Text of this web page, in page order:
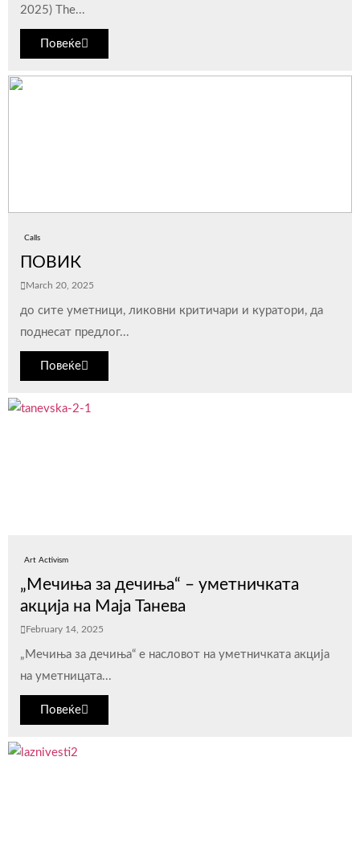
2025) The...
Повеќе
Calls
ПОВИК
March 20, 2025
до сите уметници, ликовни критичари и куратори, да
поднесат предлог...
Повеќе
Art Activism
„Мечиња за дечиња“ – уметничката
акција на Маја Танева
February 14, 2025
„Мечиња за дечиња“ е насловот на уметничката акција
на уметницата...
Повеќе